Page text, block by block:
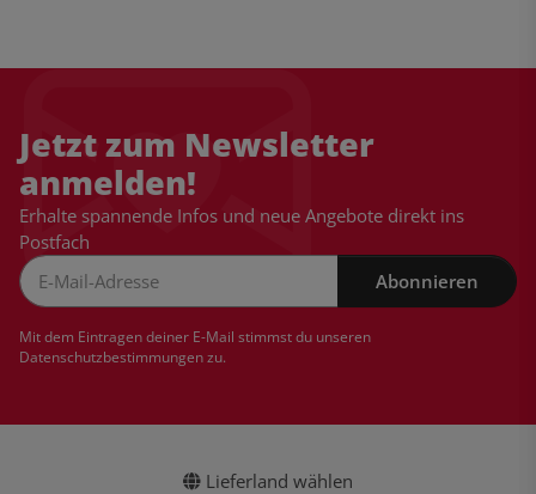
Jetzt zum Newsletter
anmelden!
Erhalte spannende Infos und neue Angebote direkt ins
Postfach
Abonnieren
Mit dem Eintragen deiner E-Mail stimmst du unseren
Datenschutzbestimmungenzu.
Lieferland wählen